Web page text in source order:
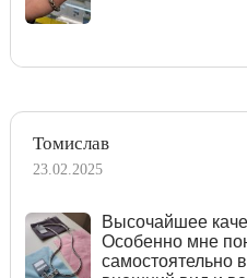
Томислав
23.02.2025
Высочайшее
Особенно мне
самостоятельно